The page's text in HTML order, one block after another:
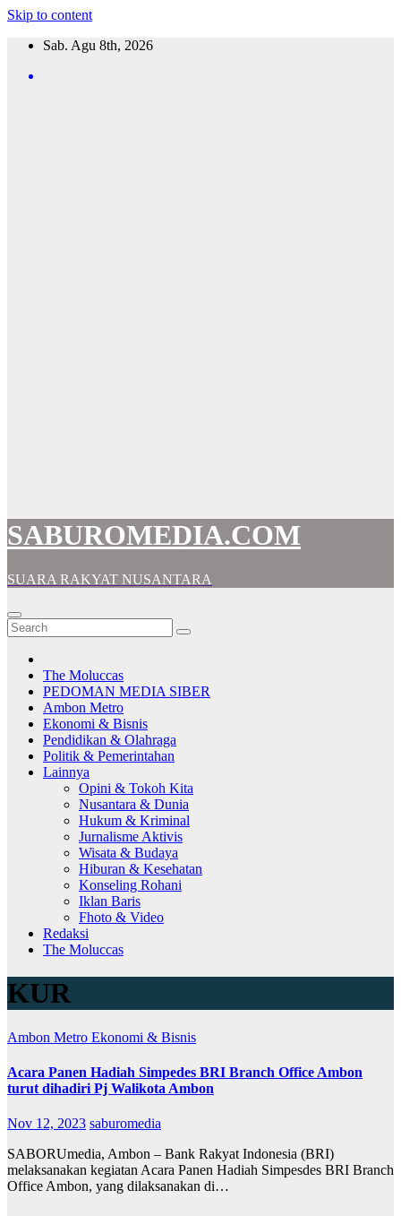
Skip to content
Sab. Agu 8th, 2026
SABUROMEDIA.COM
SUARA RAKYAT NUSANTARA
The Moluccas
PEDOMAN MEDIA SIBER
Ambon Metro
Ekonomi & Bisnis
Pendidikan & Olahraga
Politik & Pemerintahan
Lainnya
Opini & Tokoh Kita
Nusantara & Dunia
Hukum & Kriminal
Jurnalisme Aktivis
Wisata & Budaya
Hiburan & Kesehatan
Konseling Rohani
Iklan Baris
Fhoto & Video
Redaksi
The Moluccas
KUR
Ambon Metro Ekonomi & Bisnis
Acara Panen Hadiah Simpedes BRI Branch Office Ambon
turut dihadiri Pj Walikota Ambon
Nov 12, 2023 saburomedia
SABORUmedia, Ambon – Bank Rakyat Indonesia (BRI)
melaksanakan kegiatan Acara Panen Hadiah Simpesdes BRI Branch
Office Ambon, yang dilaksanakan di…